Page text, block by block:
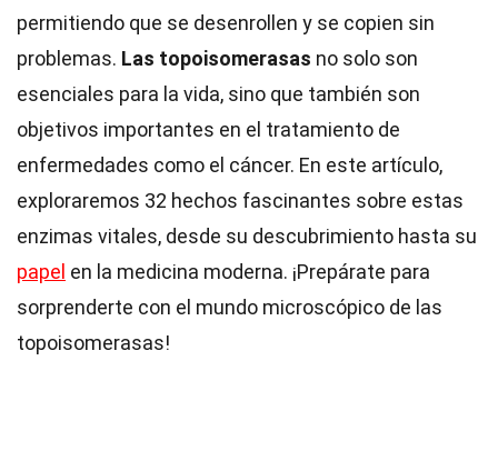
permitiendo que se desenrollen y se copien sin
problemas. Las topoisomerasas no solo son
esenciales para la vida, sino que también son
objetivos importantes en el tratamiento de
enfermedades como el cáncer. En este artículo,
exploraremos 32 hechos fascinantes sobre estas
enzimas vitales, desde su descubrimiento hasta su
papel en la medicina moderna. ¡Prepárate para
sorprenderte con el mundo microscópico de las
topoisomerasas!